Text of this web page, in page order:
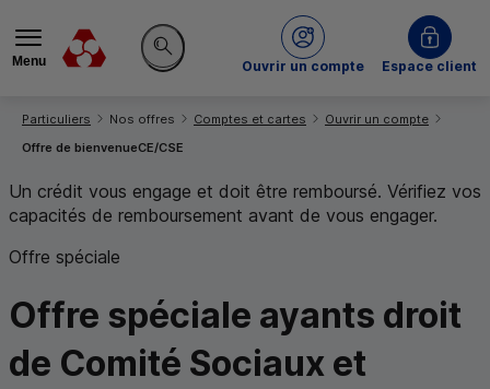
Menu
Rechercher sur le site
Ouvrir un compte
du Crédit MutuelEspace client
Vous êtes ici:
Particuliers Nos offres Comptes et cartes
Ouvrir un compte
Offre de bienvenueCE/CSE
Un crédit vous engage et doit être remboursé. Vérifiez vos
capacités de remboursement avant de vous engager.
Offre spéciale
Offre spéciale ayants droit
de Comité Sociaux et